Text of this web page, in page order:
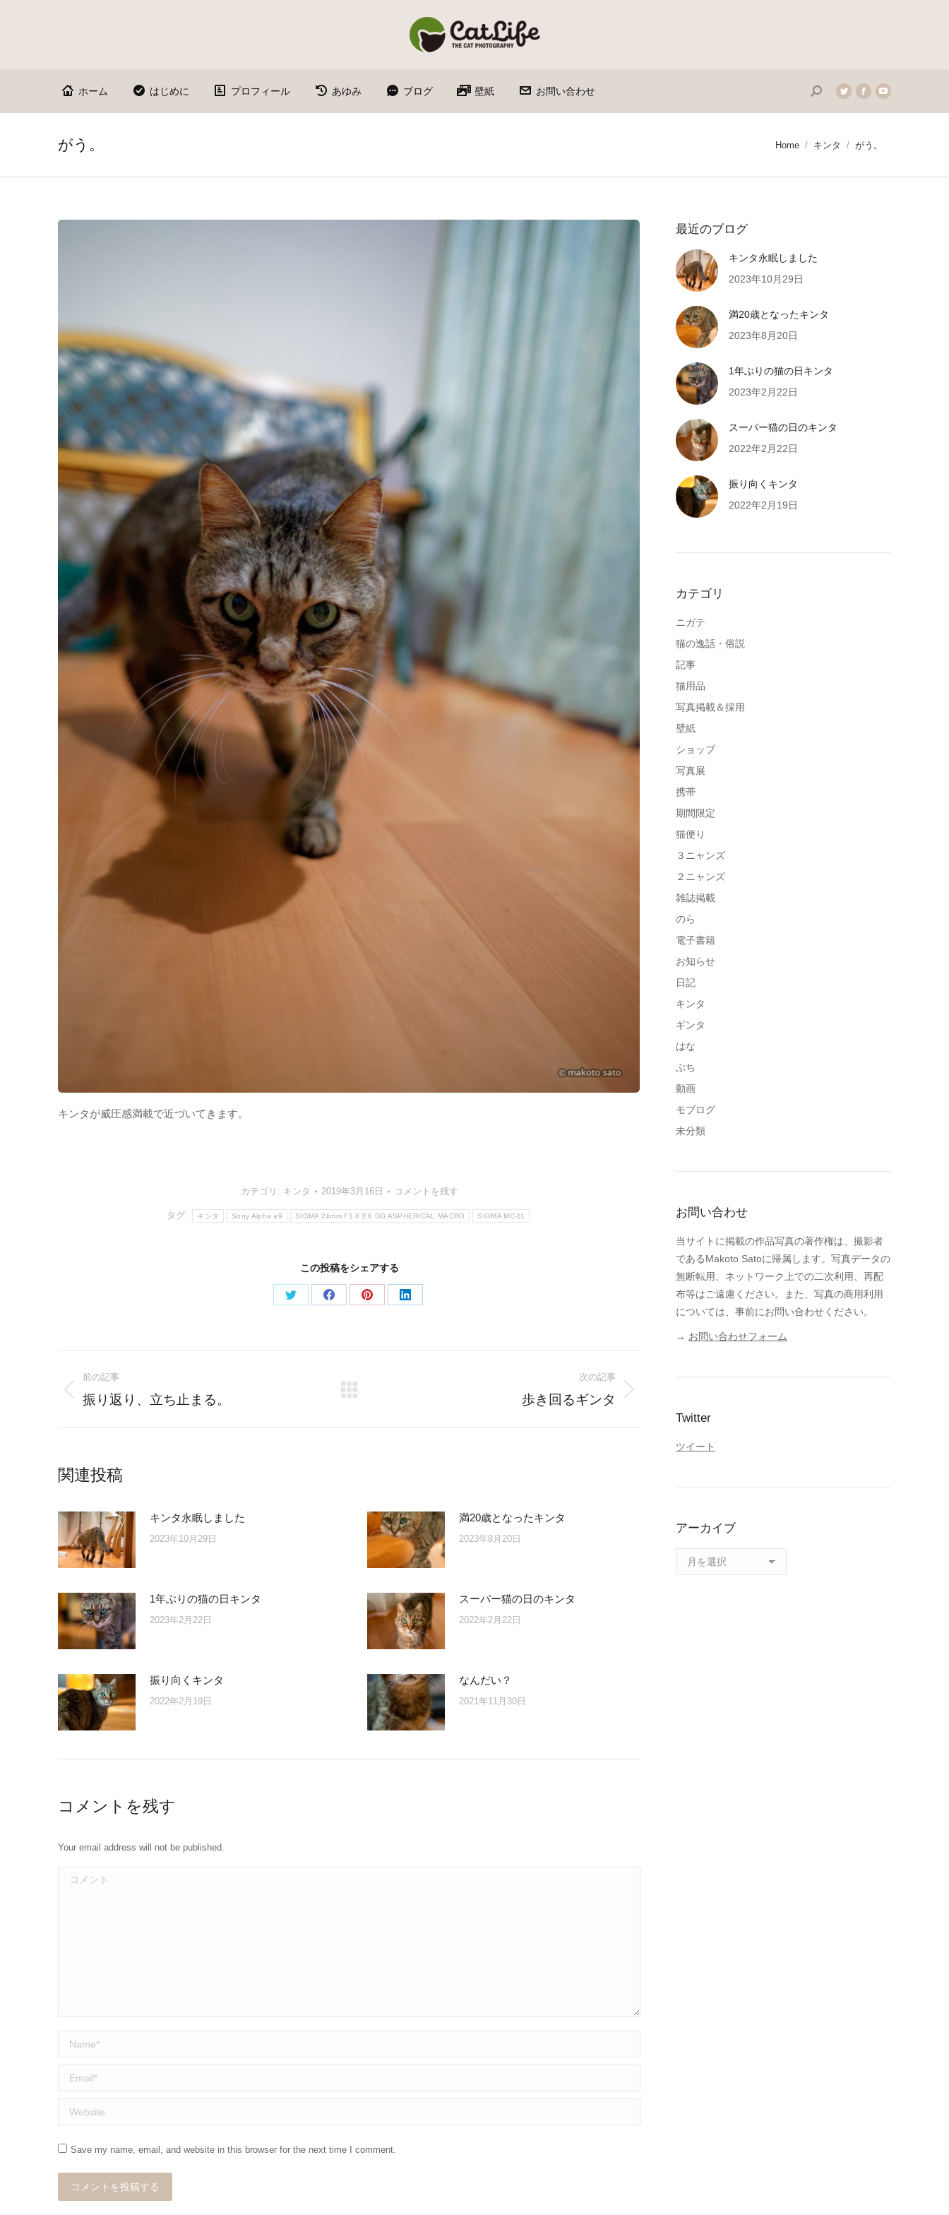
ホーム はじめに プロフィール あゆみ ブログ 壁紙 お問い合わせ Search:Twitter
page
in
window
Facebook
page
in
window
YouTube
page
window
がう。 You are here:
Home キンタ がう。
キンタが威圧感満載で近づいてきます。
カテゴリ: キンタ 2019年3月16日 コメントを残す
タグ: キンタ Sony Alpha a9 SIGMA 24mm F1.8 EX DG ASPHERICAL MACRO SIGMA MC-11
この投稿をシェアする
Share
Share
Share
Share
Post
navigation
前の記事
Previous
振り返り、立ち止まる。
次の記事
歩き回るギンタ
関連投稿
キンタ永眠しました
2023年10月29日
満20歳となったキンタ
2023年8月20日
1年ぶりの猫の日キンタ
2023年2月22日
スーパー猫の日のキンタ
2022年2月22日
振り向くキンタ
2022年2月19日
なんだい？
2021年11月30日
コメントを残す
Your email address will not be published.
コメント
Name *
Email *
Website
Save my name, email, and website in this browser for the next time I comment.
コメントを投稿する
最近のブログ
キンタ永眠しました
2023年10月29日
満20歳となったキンタ
2023年8月20日
1年ぶりの猫の日キンタ
2023年2月22日
スーパー猫の日のキンタ
2022年2月22日
振り向くキンタ
2022年2月19日
カテゴリ
ニガテ
猫の逸話・俗説
記事
猫用品
写真掲載＆採用
壁紙
ショップ
写真展
携帯
期間限定
猫便り
３ニャンズ
２ニャンズ
雑誌掲載
のら
電子書籍
お知らせ
日記
キンタ
ギンタ
はな
ぶち
動画
モブログ
未分類
お問い合わせ
当サイトに掲載の作品写真の著作権は、撮影者
であるMakoto Satoに帰属します。写真データの
無断転用、ネットワーク上での二次利用、再配
布等はご遠慮ください。また、写真の商用利用
については、事前にお問い合わせください。
→ お問い合わせフォーム
Twitter
ツイート
アーカイブ
ー